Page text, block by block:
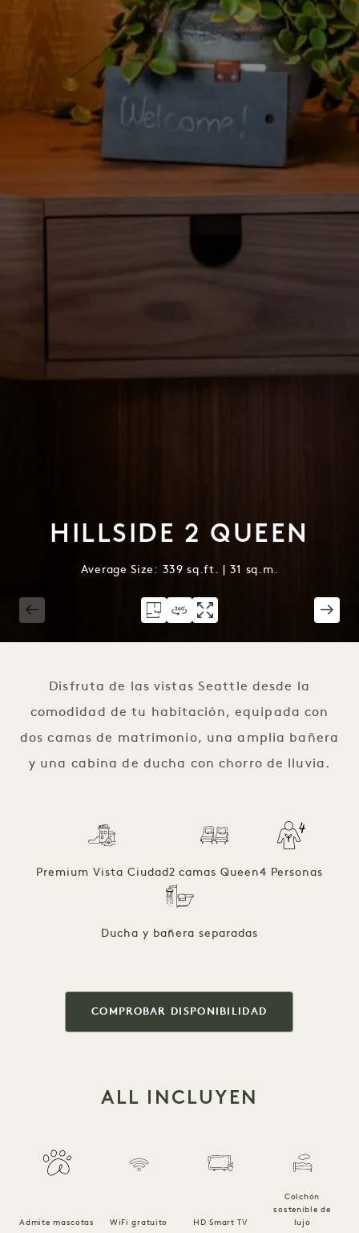
HILLSIDE 2 QUEEN
Average Size: 339 sq.ft. | 31 sq.m.
Disfruta de las vistas Seattle desde la
comodidad de tu habitación, equipada con
dos camas de matrimonio, una amplia bañera
y una cabina de ducha con chorro de lluvia.
Premium Vista Ciudad2 camas Queen4 Personas
Ducha y bañera separadas
COMPROBAR DISPONIBILIDAD
ALL INCLUYEN
Admite mascotas WiFi gratuito HD Smart TV
Colchón
sostenible de
lujo